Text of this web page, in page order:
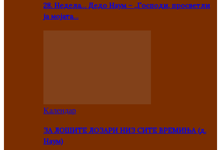
28. Недела… Дедо Наум – „Господи, просветли
ја мојата…
Kалендар
ЗА ЛОШИТЕ ЛОЗАРИ НИЗ СИТЕ ВРЕМИЊА (д.
Наум)